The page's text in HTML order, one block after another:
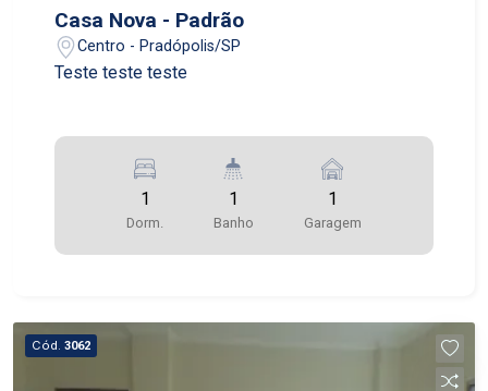
Casa Nova - Padrão
Centro - Pradópolis/SP
Teste teste teste
1
Dorm.
1
Banho
1
Garagem
Cód. 3062